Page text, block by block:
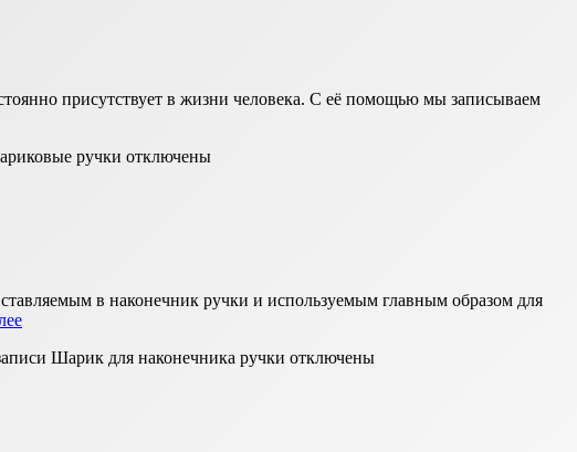
присутствует в жизни человека. С её помощью мы записываем
ручки отключены
в наконечник ручки и используемым главным образом для
Шарик для наконечника ручки отключены